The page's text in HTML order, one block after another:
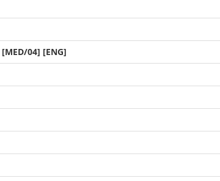
[MED/04] [ENG]